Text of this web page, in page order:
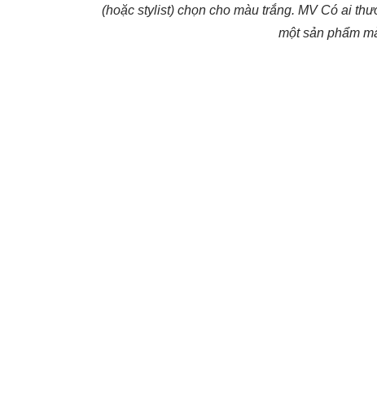
(hoặc stylist) chọn cho màu trắng. MV Có ai
một sản phẩm